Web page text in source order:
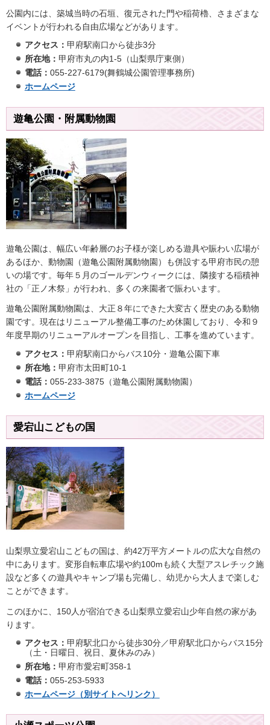
公園内には、築城当時の石垣、復元された門や稲荷櫓、さまざまな
イベントが行われる自由広場などがあります。
アクセス： 甲府駅南口から徒歩3分
所在地： 甲府市丸の内1-5（山梨県庁東側）
電話： 055-227-6179(舞鶴城公園管理事務所)
ホームページ
遊亀公園・附属動物園
遊亀公園は、幅広い年齢層のお子様が楽しめる遊具や賑わい広場が
あるほか、動物園（遊亀公園附属動物園）も併設する甲府市民の憩
いの場です。毎年５月のゴールデンウィークには、隣接する稲積神
社の「正ノ木祭」が行われ、多くの来園者で賑わいます。
遊亀公園附属動物園は、大正８年にできた大変古く歴史のある動物
園です。現在はリニューアル整備工事のため休園しており、令和９
年度早期のリニューアルオープンを目指し、工事を進めています。
アクセス： 甲府駅南口からバス10分・遊亀公園下車
所在地： 甲府市太田町10-1
電話： 055-233-3875（遊亀公園附属動物園）
ホームページ
愛宕山こどもの国
山梨県立愛宕山こどもの国は、約42万平方メートルの広大な自然の
中にあります。変形自転車広場や約100mも続く大型アスレチック施
設など多くの遊具やキャンプ場も完備し、幼児から大人まで楽しむ
ことができます。
このほかに、150人が宿泊できる山梨県立愛宕山少年自然の家があ
ります。
アクセス： 甲府駅北口から徒歩30分／甲府駅北口からバス15分
（土・日曜日、祝日、夏休みのみ）
所在地： 甲府市愛宕町358-1
電話： 055-253-5933
ホームページ（別サイトへリンク）